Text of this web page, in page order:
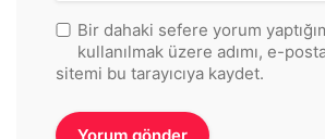
Bir dahaki sefere yorum
kullanılmak üzere adımı, e-
sitemi bu tarayıcıya kaydet.